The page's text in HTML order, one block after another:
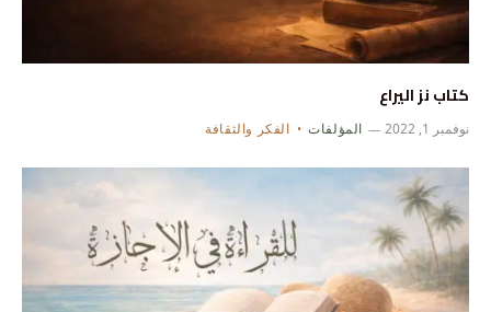
كتاب نز اليراع
نوفمبر 1, 2022 المؤلفات الفكر والثقافة